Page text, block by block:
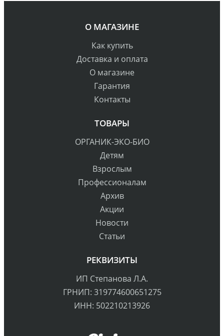
О МАГАЗИНЕ
Как купить
Доставка и оплата
О магазине
Гарантия
Контакты
ТОВАРЫ
ОРГАНИК-ЭКО-БИО
Детям
Взрослым
Профессионалам
Архив
Акции
Новости
Статьи
РЕКВИЗИТЫ
ИП Степанова Л.А.
ГРНИП: 319774600651275
ИНН: 502210213926